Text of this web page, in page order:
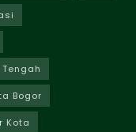
Tengah
Bogor
Kota